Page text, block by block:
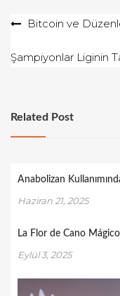
YazıBitcoin ve
Şampiyonlar Liginin
Related Post
Anabolizan
Haziran 21, 2025
La Flor de Cano
Eylül 3, 2025